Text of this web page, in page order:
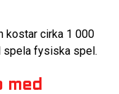
kostar cirka 1 000
spela fysiska spel.
med